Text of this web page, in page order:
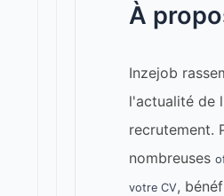
À
Inzejob
l'actualité de
recrutement.
nombreuses
votre CV,